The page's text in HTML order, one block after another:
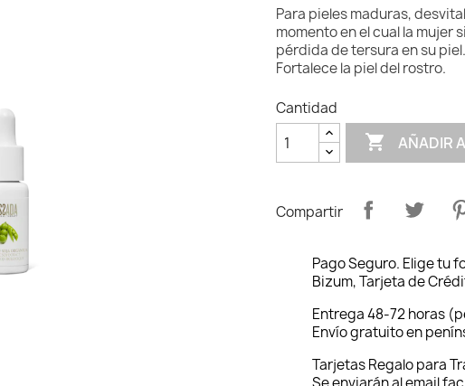
Para pieles maduras,
momento en el cual la mujer
pérdida de tersura en su
Fortalece la piel del rostro.
Cantidad
 AÑADIR
Compartir
Pago Seguro. Elige tu
Bizum, Tarjeta de
Entrega 48-72 horas
Envío gratuito en
Tarjetas Regalo para